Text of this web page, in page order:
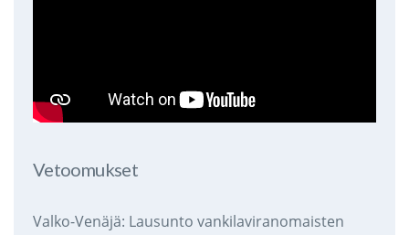
Vetoomukset
Valko-Venäjä: Lausunto vankilaviranomaisten